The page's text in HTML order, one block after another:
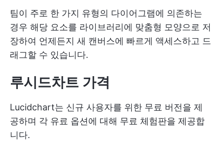
팀이 주로 한 가지 유형의 다이어그램에 의존하는
경우 해당 요소를 라이브러리에 맞춤형 모양으로 저
장하여 언제든지 새 캔버스에 빠르게 액세스하고 드
래그할 수 있습니다.
루시드차트 가격
Lucidchart는 신규 사용자를 위한 무료 버전을 제
공하며 각 유료 옵션에 대해 무료 체험판을 제공합
니다.